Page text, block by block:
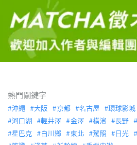
熱門關鍵字
沖繩 大阪 京都 名古屋 環球影城
河口湖
輕井澤 金澤 橫濱 長野
星巴克
白川鄉 東北 駕照 日光